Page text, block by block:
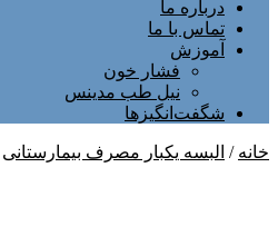
درباره ما
تماس با ما
آموزش
فشار خون
نیل طب مدینس
شگفت‌انگیزها
خانه / البسه یکبار مصرف بیمارستانی